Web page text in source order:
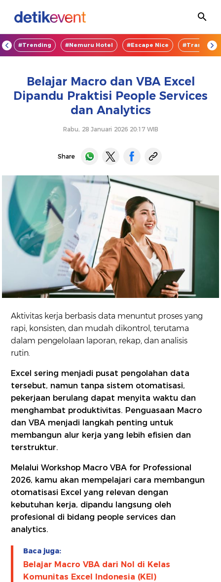
#Trending #Nemuru Hotel #Escape Nice
Belajar Macro dan VBA Excel
Dipandu Praktisi People Services
dan Analytics
Rabu, 28 Januari 2026 20:17 WIB
Share
Aktivitas kerja berbasis data menuntut proses yang
rapi, konsisten, dan mudah dikontrol, terutama
dalam pengelolaan laporan, rekap, dan analisis
rutin.
Excel sering menjadi pusat pengolahan data
tersebut, namun tanpa sistem otomatisasi,
pekerjaan berulang dapat menyita waktu dan
menghambat produktivitas. Penguasaan Macro
dan VBA menjadi langkah penting untuk
membangun alur kerja yang lebih efisien dan
terstruktur.
Melalui Workshop Macro VBA for Professional
2026, kamu akan mempelajari cara membangun
otomatisasi Excel yang relevan dengan
kebutuhan kerja, dipandu langsung oleh
profesional di bidang people services dan
analytics.
Baca juga:
Belajar Macro VBA dari Nol di Kelas
Komunitas Excel Indonesia (KEI)